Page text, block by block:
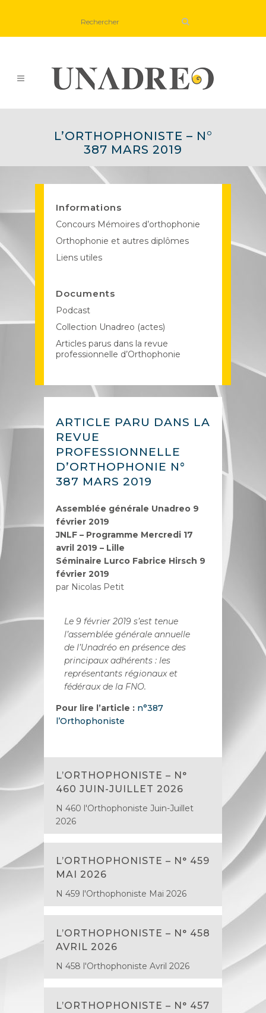
L’ORTHOPHONISTE – N°
387 MARS 2019
Informations
Concours Mémoires d’orthophonie
Orthophonie et autres diplômes
Liens utiles
Documents
Podcast
Collection Unadreo (actes)
Articles parus dans la revue
professionnelle d’Orthophonie
ARTICLE PARU DANS LA
REVUE
PROFESSIONNELLE
D’ORTHOPHONIE N°
387 MARS 2019
Assemblée générale Unadreo 9
février 2019
JNLF – Programme Mercredi 17
avril 2019 – Lille
Séminaire Lurco Fabrice Hirsch 9
février 2019
par Nicolas Petit
Le 9 février 2019 s’est tenue
l’assemblée générale annuelle
de l’Unadréo en présence des
principaux adhérents : les
représentants régionaux et
fédéraux de la FNO.
Pour lire l’article : n°387
l’Orthophoniste
L’ORTHOPHONISTE – N°
460 JUIN-JUILLET 2026
N 460 l'Orthophoniste Juin-Juillet
2026
L’ORTHOPHONISTE – N° 459
MAI 2026
N 459 l'Orthophoniste Mai 2026
L’ORTHOPHONISTE – N° 458
AVRIL 2026
N 458 l'Orthophoniste Avril 2026
L’ORTHOPHONISTE – N° 457